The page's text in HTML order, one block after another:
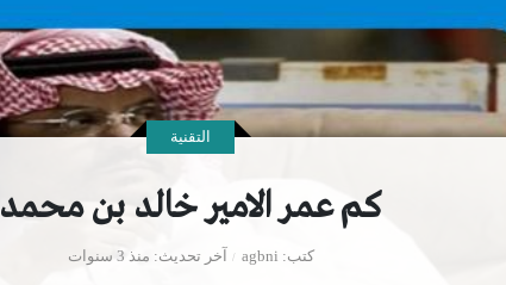
كم عمر الامير خالد بن محمد
كتب agbni
التقنية
آخر تحديث منذ 3 سنوات